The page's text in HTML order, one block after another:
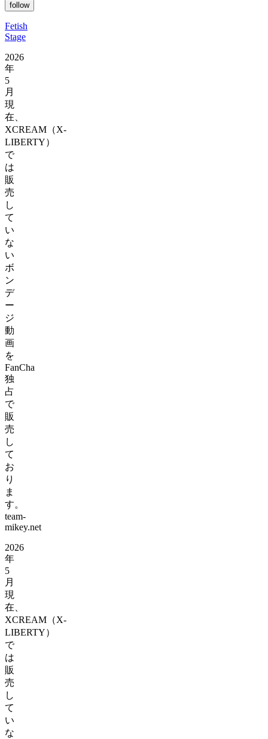
follow
Fetish
Stage
2026
年
5
月
現
在、
XCREAM（X-
LIBERTY）
で
は
販
売
し
て
い
な
い
ボ
ン
デ
ー
ジ
動
画
を
FanCha
独
占
で
販
売
し
て
お
り
ま
す。
team-
mikey.net
2026
年
5
月
現
在、
XCREAM（X-
LIBERTY）
で
は
販
売
し
て
い
な